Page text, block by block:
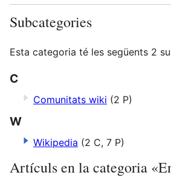
Subcategories
Esta categoria té les següents 2
C
Comunitats wiki (2 P)
W
Wikipedia (2 C, 7 P)
Artículs en la categoria